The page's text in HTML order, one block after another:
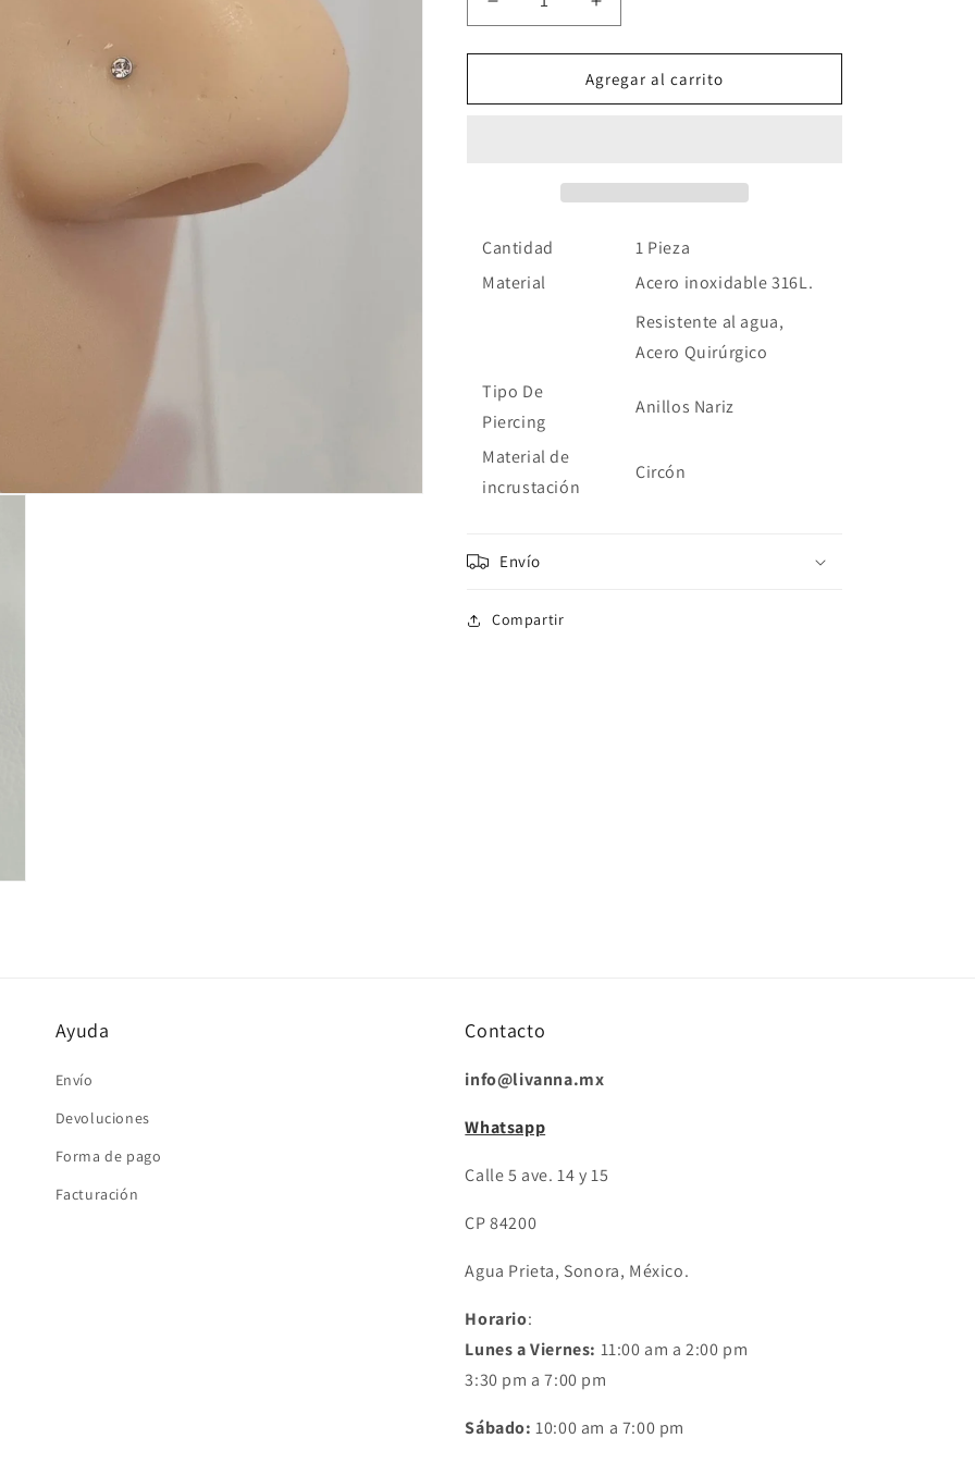
Reducir
cantidad
para
Nariz
Aumentar
cantidad
para
Piercing
Nariz
Agregar al carrito
Cantidad
1 Pieza
Material
Acero inoxidable 316L.
Resistente al agua,
Acero Quirúrgico
Tipo De
Piercing
Anillos Nariz
Material de
incrustación
Circón
Envío
Compartir
Ayuda
Envío
Devoluciones
Forma de pago
Facturación
Contacto
info@livanna.mx
Whatsapp
Calle 5 ave. 14 y 15
CP 84200
Agua Prieta, Sonora, México.
Horario:
Lunes a Viernes: 11:00 am a 2:00 pm
3:30 pm a 7:00 pm
Sábado:10:00 am a 7:00 pm